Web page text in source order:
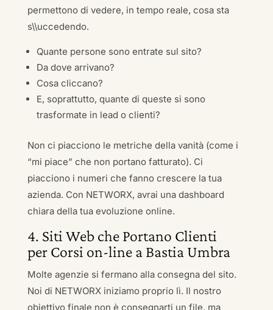
permettono di vedere, in tempo reale, cosa sta
s\\uccedendo.
Quante persone sono entrate sul sito?
Da dove arrivano?
Cosa cliccano?
E, soprattutto, quante di queste si sono
trasformate in lead o clienti?
Non ci piacciono le metriche della vanità (come i
“mi piace” che non portano fatturato). Ci
piacciono i numeri che fanno crescere la tua
azienda. Con NETWORX, avrai una dashboard
chiara della tua evoluzione online.
4. Siti Web che Portano Clienti
per Corsi on-line a Bastia Umbra
Molte agenzie si fermano alla consegna del sito.
Noi di NETWORX iniziamo proprio lì. Il nostro
obiettivo finale non è consegnarti un file, ma